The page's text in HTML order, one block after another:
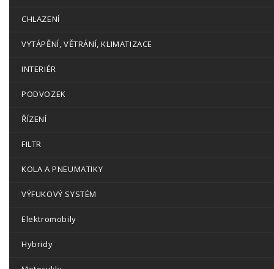
CHLAZENÍ
VYTÁPĚNÍ, VĚTRÁNÍ, KLIMATIZACE
INTERIÉR
PODVOZEK
ŘÍZENÍ
FILTR
KOLA A PNEUMATIKY
VÝFUKOVÝ SYSTÉM
Elektromobily
Hybridy